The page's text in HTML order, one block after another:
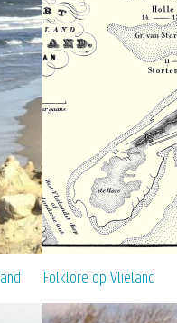
Folklore op Vlieland